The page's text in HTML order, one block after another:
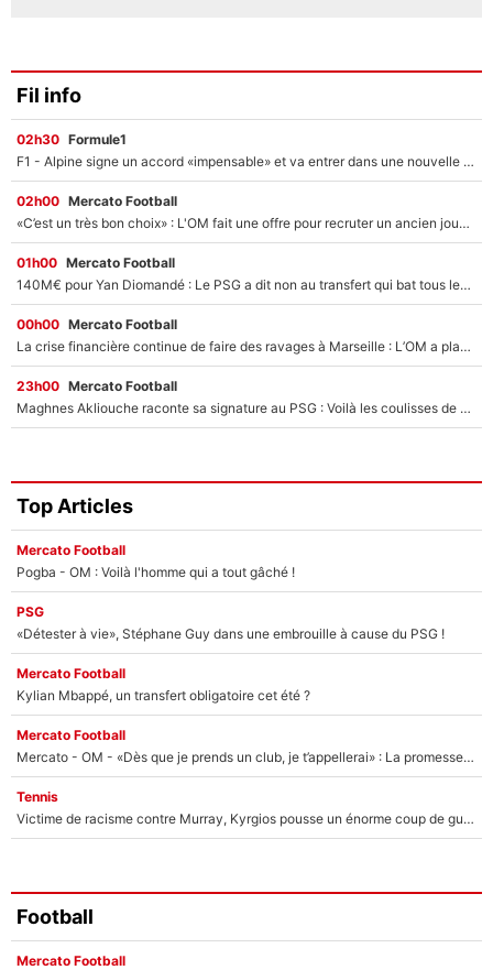
Fil info
02h30 Formule1
F1 - Alpine signe un accord «impensable» et va entrer dans une nouvelle dimension : Grande nouvelle pour Pierre Gasly !
02h00 Mercato Football
«C’est un très bon choix» : L'OM fait une offre pour recruter un ancien joueur du PSG... et c'est validé dans l'After Foot !
01h00 Mercato Football
140M€ pour Yan Diomandé : Le PSG a dit non au transfert qui bat tous les records sur le mercato
00h00 Mercato Football
La crise financière continue de faire des ravages à Marseille : L’OM a placé 12 joueurs sur le marché des transferts… et ça pourrait lui rapporter près de 100M€ !
23h00 Mercato Football
Maghnes Akliouche raconte sa signature au PSG : Voilà les coulisses de son transfert de rêve à 50M€
Top Articles
Mercato Football
Pogba - OM : Voilà l'homme qui a tout gâché !
PSG
«Détester à vie», Stéphane Guy dans une embrouille à cause du PSG !
Mercato Football
Kylian Mbappé, un transfert obligatoire cet été ?
Mercato Football
Mercato - OM - «Dès que je prends un club, je t’appellerai» : La promesse de Marcelino au moment de claquer la porte
Tennis
Victime de racisme contre Murray, Kyrgios pousse un énorme coup de gueule !
Football
Mercato Football